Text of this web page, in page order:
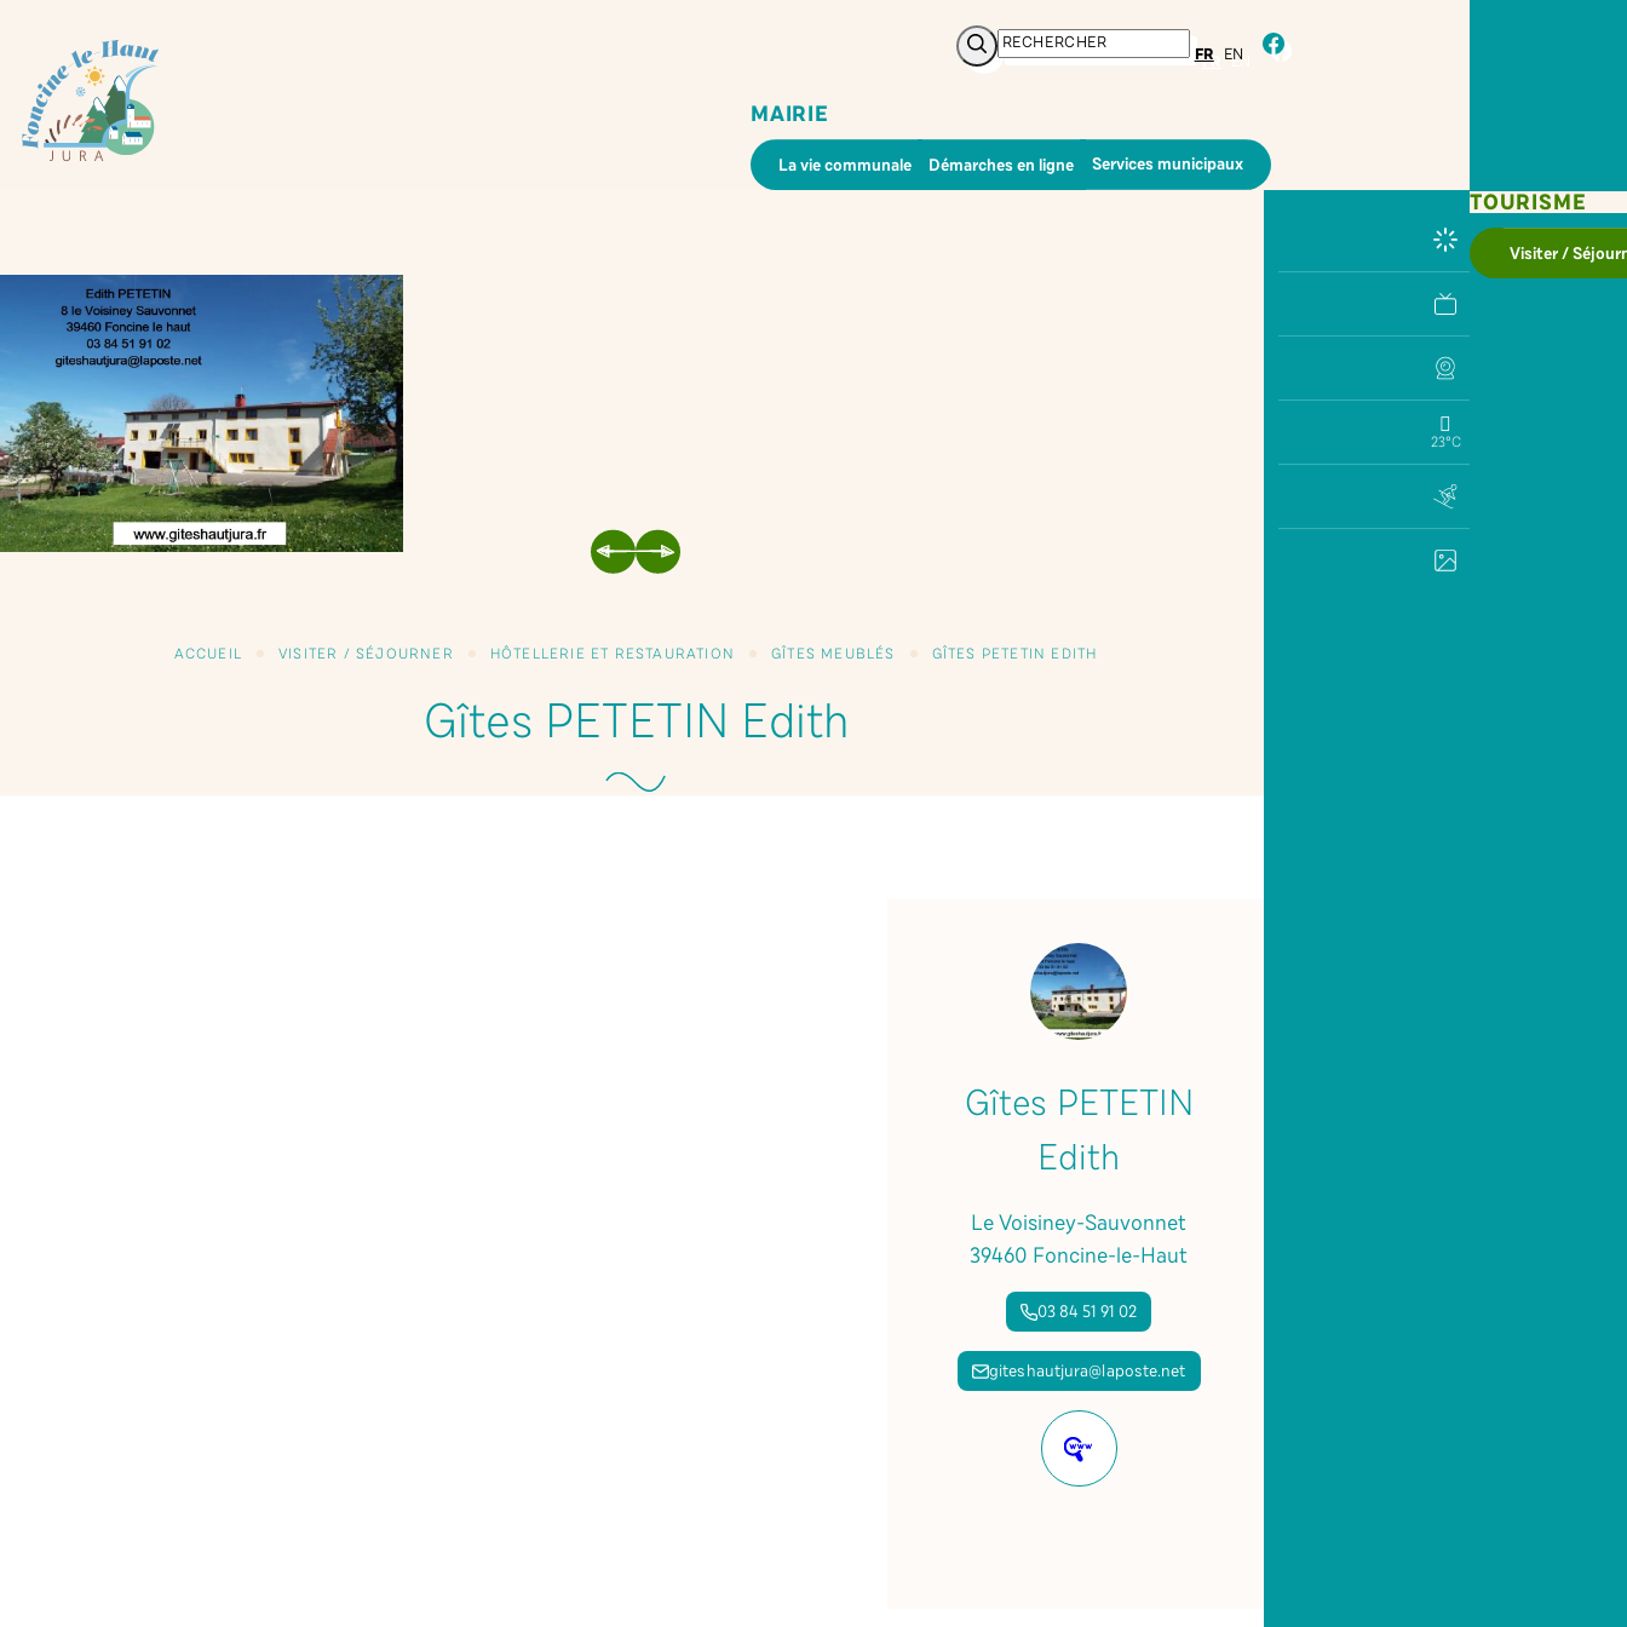
Rechercher FR EN facebook
MAIRIE
La vie communale Démarches en ligne Services municipaux
TOURISME
Visiter /
23°C
PRÉCÉDENT
SUIVANT
ACCUEIL VISITER / SÉJOURNER HÔTELLERIE ET RESTAURATION GÎTES MEUBLÉS GÎTES PETETIN EDITH
Gîtes PETETIN Edith
Gîtes PETETIN
Edith
Le Voisiney-Sauvonnet
39460 Foncine-le-Haut
03 84 51 91 02
giteshautjura@laposte.net
Site
internet